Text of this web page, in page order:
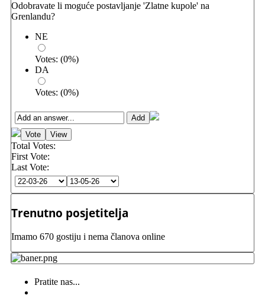
Odobravate li moguće postavljanje 'Zlatne kupole' na
Grenlandu?
NE
Votes: (0%)
DA
Votes: (0%)
Total Votes:
First Vote:
Last Vote:
Trenutno posjetitelja
Imamo 670 gostiju i nema članova online
Pratite nas...